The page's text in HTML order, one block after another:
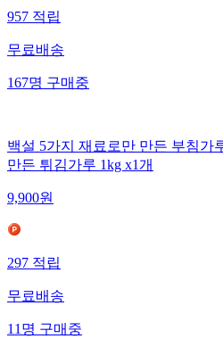
957적립
무료배송
167명구매중
백설 5가지 재료로만 만든 부침가
만든 튀김가루 1kg x1개
9,900원
297적립
무료배송
11명구매중